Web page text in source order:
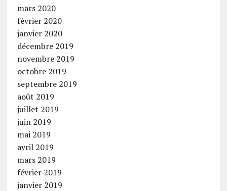
mars 2020
février 2020
janvier 2020
décembre 2019
novembre 2019
octobre 2019
septembre 2019
août 2019
juillet 2019
juin 2019
mai 2019
avril 2019
mars 2019
février 2019
janvier 2019